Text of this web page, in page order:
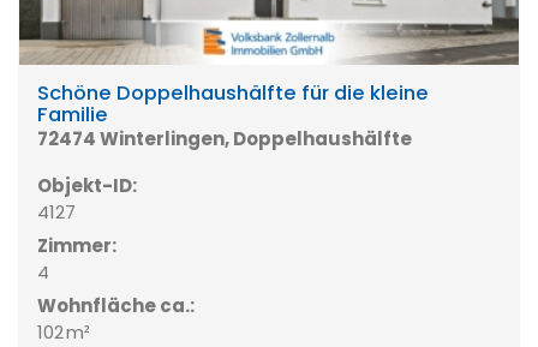
Schöne Doppelhaushälfte für die kleine
Familie
72474 Winterlingen, Doppelhaushälfte
Objekt-ID:
4127
Zimmer:
4
Wohnfläche ca.:
102 m²